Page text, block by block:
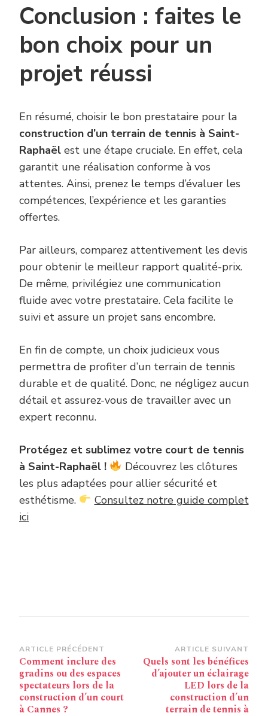
Conclusion : faites le
bon choix pour un
projet réussi
En résumé, choisir le bon prestataire pour la
construction d’un terrain de tennis à Saint-
Raphaël est une étape cruciale. En effet, cela
garantit une réalisation conforme à vos
attentes. Ainsi, prenez le temps d’évaluer les
compétences, l’expérience et les garanties
offertes.
Par ailleurs, comparez attentivement les devis
pour obtenir le meilleur rapport qualité-prix.
De même, privilégiez une communication
fluide avec votre prestataire. Cela facilite le
suivi et assure un projet sans encombre.
En fin de compte, un choix judicieux vous
permettra de profiter d’un terrain de tennis
durable et de qualité. Donc, ne négligez aucun
détail et assurez-vous de travailler avec un
expert reconnu.
Protégez et sublimez votre court de tennis
à Saint-Raphaël !
Découvrez les clôtures
les plus adaptées pour allier sécurité et
esthétisme.
Consultez notre guide complet
ici
Navigation
d’article
ARTICLE PRÉCÉDENT
Comment inclure des
gradins ou des espaces
spectateurs lors de la
construction d’un court
à Cannes ?
ARTICLE SUIVANT
Quels sont les bénéfices
d’ajouter un éclairage
LED lors de la
construction d’un
terrain de tennis à